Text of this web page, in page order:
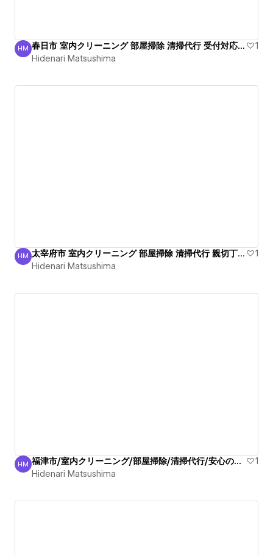
Hidenari Matsushima
HM 春日市 室内クリーニング 部屋掃除 清掃代行 受付対応中！
1
Hidenari Matsushima
Hidenari Matsushima
HM 太宰府市 室内クリーニング 部屋掃除 清掃代行 親切丁寧！
1
Hidenari Matsushima
Hidenari Matsushima
HM 福津市/室内クリーニング/部屋掃除/清掃代行/安心の実績！
1
Hidenari Matsushima